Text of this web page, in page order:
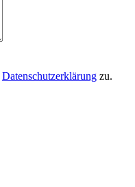
Datenschutzerklärung zu.